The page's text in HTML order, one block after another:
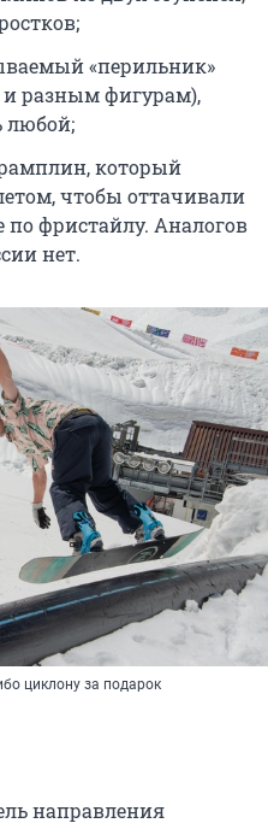
«перильник»
и разным фигурам),
любой;
который
чтобы оттачивали
фристайлу. Аналогов
нет.
циклону за подарок
направления